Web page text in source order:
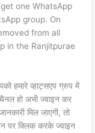
one WhatsApp
group. On
from all
in the Ranjitpurae
हमारे व्हाट्सएप ग्रुप में
हो अभी ज्वाइन कर
मिल जाएगी, तो
पर क्लिक करके ज्वाइन